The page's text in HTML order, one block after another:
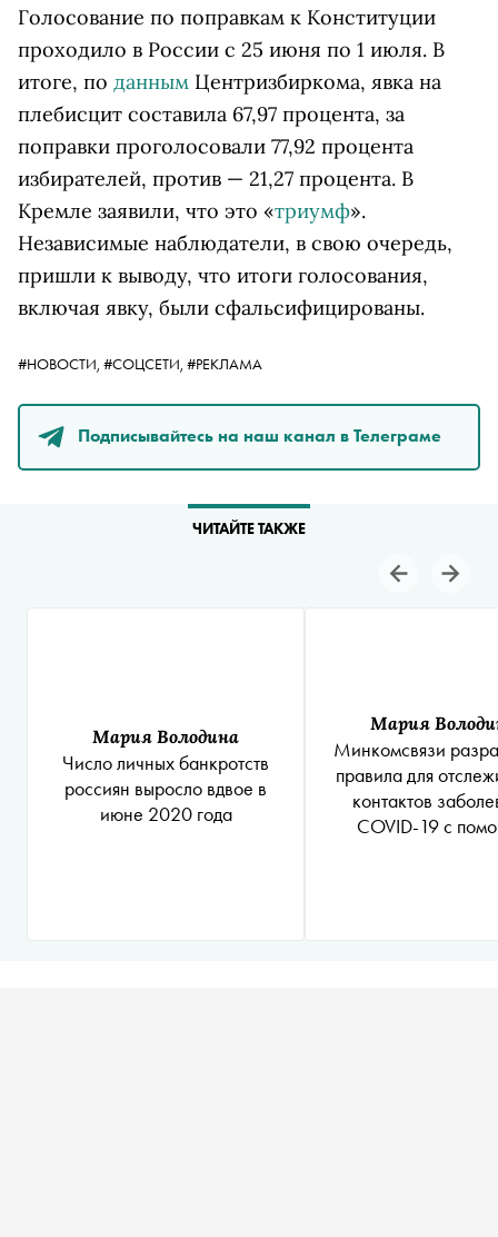
Голосование по поправкам к Конституции
проходило в России с 25 июня по 1 июля. В
итоге, по данным Центризбиркома, явка на
плебисцит составила 67,97 процента, за
поправки проголосовали 77,92 процента
избирателей, против — 21,27 процента. В
Кремле заявили, что это «триумф».
Независимые наблюдатели, в свою очередь,
пришли к выводу, что итоги голосования,
включая явку, были сфальсифицированы.
#НОВОСТИ, #СОЦСЕТИ, #РЕКЛАМА
Подписывайтесь на наш канал в Телеграме
ЧИТАЙТЕ ТАКЖЕ
Мария Володина
Число личных банкротств
россиян выросло вдвое в
июне 2020 года
Мария
Минкомсвязи
правила для
контактов
COVID-19 с